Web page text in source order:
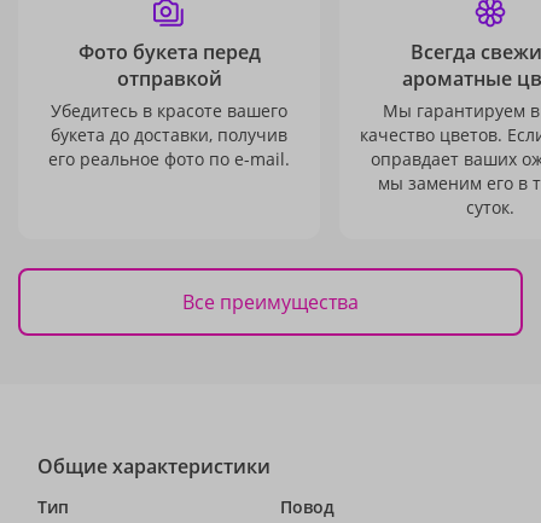
Фото букета перед
отправкой
Убедитесь в красоте вашего
букета до доставки, получив
его реальное фото по e-mail.
Всегда
ароматные
Мы гарантируем
качество цветов.
оправдает ваших
мы заменим его в
суток.
Все преимущества
Общие характеристики
Тип
Повод